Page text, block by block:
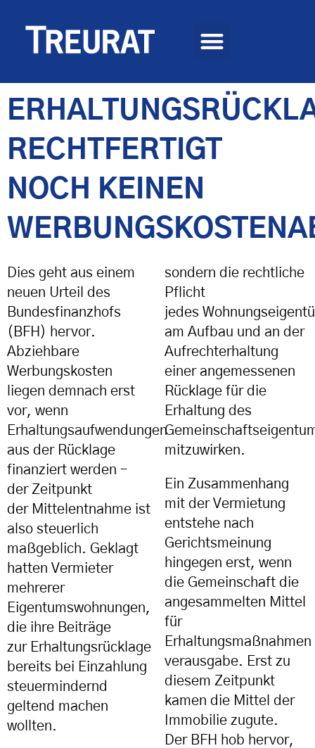
RECHTFERTIGT
NOCH KEINEN
Dies geht aus einem
neuen Urteil des
Bundesfinanzhofs
(BFH) hervor.
Abziehbare
Werbungskosten
liegen demnach erst
vor, wenn
Erhaltungsaufwendungen
aus der Rücklage
finanziert werden –
der Zeitpunkt
der Mittelentnahme ist
also steuerlich
maßgeblich. Geklagt
hatten Vermieter
mehrerer
Eigentumswohnungen,
die ihre Beiträge
zur Erhaltungsrücklage
bereits bei Einzahlung
steuermindernd
geltend machen
wollten.
sondern die rechtliche
Pflicht
jedes
am Aufbau und an der
Aufrechterhaltung
einer angemessenen
Rücklage für die
Erhaltung des
mitzuwirken.
Ein Zusammenhang
mit der Vermietung
entstehe nach
Gerichtsmeinung
hingegen erst, wenn
die Gemeinschaft die
angesammelten Mittel
für
Erhaltungsmaßnahmen
verausgabe. Erst zu
diesem Zeitpunkt
kamen die Mittel der
Immobilie zugute.
Der BFH hob hervor,